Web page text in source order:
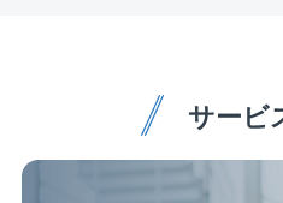
サービ